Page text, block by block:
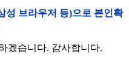
성 브라우저 등)으로 본인확
겠습니다. 감사합니다.